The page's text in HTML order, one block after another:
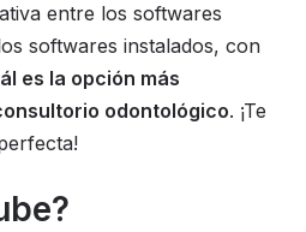
entre los softwares
softwares instalados, con
es la opción más
odontológico. ¡Te